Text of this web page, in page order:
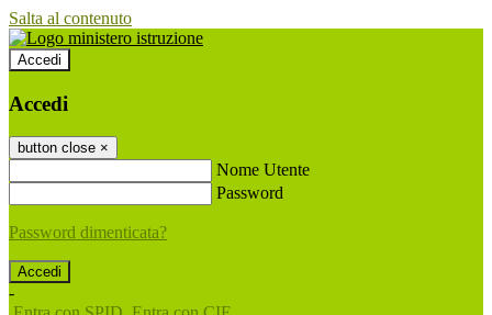
Salta al contenuto
Accedi
Accedi
button close ×
Nome Utente
Password
Password dimenticata?
-